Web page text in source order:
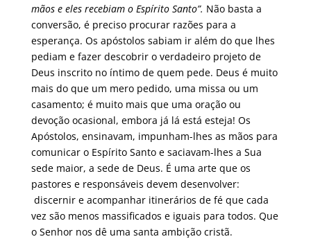
mãos e eles recebiam o Espírito Santo”. Não basta a
conversão, é preciso procurar razões para a
esperança. Os apóstolos sabiam ir além do que lhes
pediam e fazer descobrir o verdadeiro projeto de
Deus inscrito no íntimo de quem pede. Deus é muito
mais do que um mero pedido, uma missa ou um
casamento; é muito mais que uma oração ou
devoção ocasional, embora já lá está esteja! Os
Apóstolos, ensinavam, impunham-lhes as mãos para
comunicar o Espírito Santo e saciavam-lhes a Sua
sede maior, a sede de Deus. É uma arte que os
pastores e responsáveis devem desenvolver:
discernir e acompanhar itinerários de fé que cada
vez são menos massificados e iguais para todos. Que
o Senhor nos dê uma santa ambição cristã.